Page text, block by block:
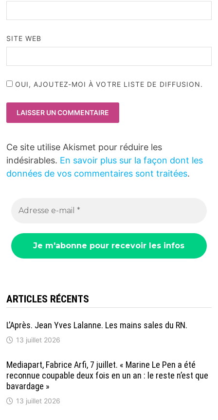
SITE WEB
OUI, AJOUTEZ-MOI À VOTRE LISTE DE DIFFUSION.
Ce site utilise Akismet pour réduire les
indésirables. En savoir plus sur la façon dont les
données de vos commentaires sont traitées.
ARTICLES RÉCENTS
L’Après. Jean Yves Lalanne. Les mains sales du RN.
13 juillet 2026
Mediapart, Fabrice Arfi, 7 juillet. « Marine Le Pen a été
reconnue coupable deux fois en un an : le reste n’est que
bavardage »
13 juillet 2026